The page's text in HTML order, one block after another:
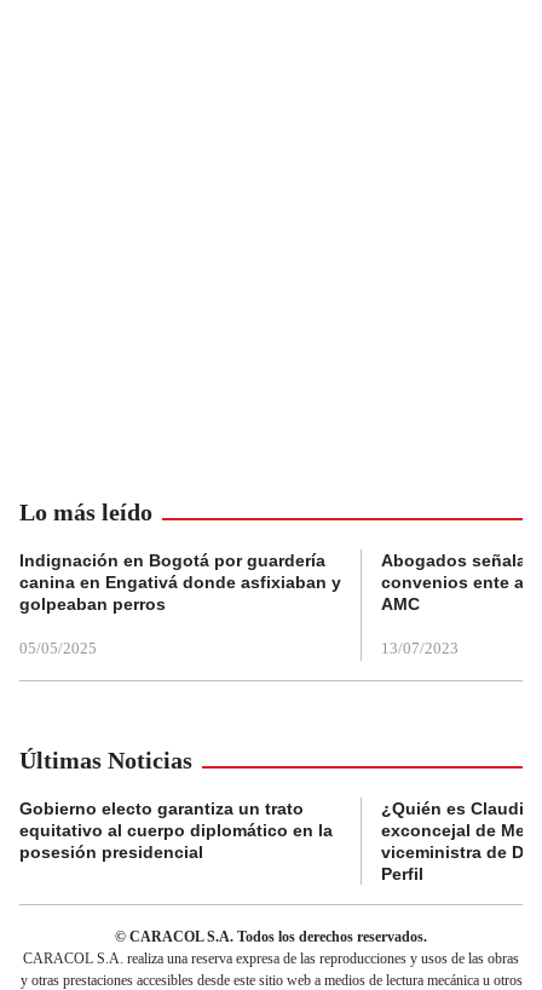
Lo más leído
Indignación en Bogotá por guardería
canina en Engativá donde asfixiaban y
golpeaban perros
05/05/2025
Abogados
convenios ente
AMC
13/07/2023
Últimas Noticias
Gobierno electo garantiza un trato
equitativo al cuerpo diplomático en la
posesión presidencial
¿Quién es Claudia
exconcejal de
viceministra de
Perfil
© CARACOL S.A. Todos los derechos reservados.
CARACOL S.A. realiza una reserva expresa de las reproducciones y usos de las obras
y otras prestaciones accesibles desde este sitio web a medios de lectura mecánica u otros